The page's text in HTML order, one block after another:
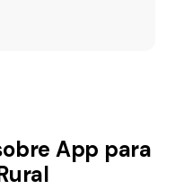
App para